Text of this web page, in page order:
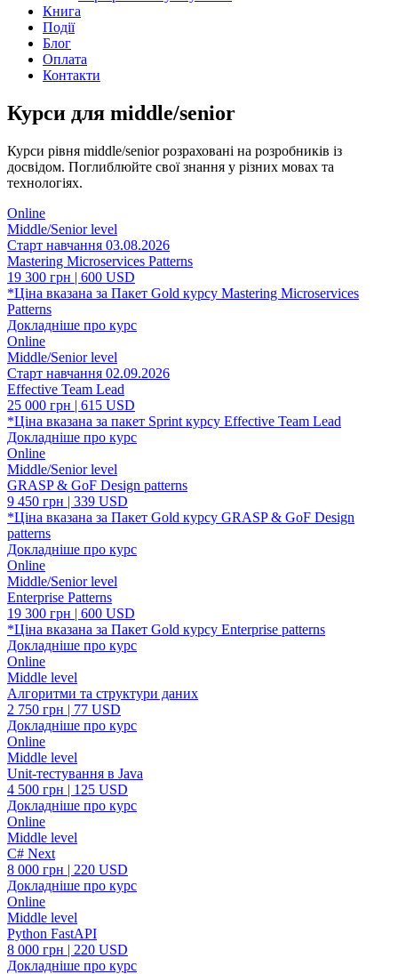
Книга
Події
Блог
Оплата
Контакти
Курси для middle/senior
Курси рівня middle/senior розраховані на розробників із
досвідом. Поглиблюйте свої знання у різних мовах та
технологіях.
Online
Middle/Senior level
Старт навчання 03.08.2026
Mastering Microservices Patterns
19 300 грн | 600 USD
*Ціна вказана за Пакет Gold курсу Mastering Microservices
Patterns
Докладніше про курc
Online
Middle/Senior level
Старт навчання 02.09.2026
Effective Team Lead
25 000 грн | 615 USD
*Ціна вказана за пакет Sprint курсу Effective Team Lead
Докладніше про курc
Online
Middle/Senior level
GRASP & GoF Design patterns
9 450 грн | 339 USD
*Ціна вказана за Пакет Gold курсу GRASP & GoF Design
patterns
Докладніше про курc
Online
Middle/Senior level
Enterprise Patterns
19 300 грн | 600 USD
*Ціна вказана за Пакет Gold курсу Enterprise patterns
Докладніше про курc
Online
Middle level
Алгоритми та структури даних
2 750 грн | 77 USD
Докладніше про курc
Online
Middle level
Unit-тестування в Java
4 500 грн | 125 USD
Докладніше про курc
Online
Middle level
C# Next
8 000 грн | 220 USD
Докладніше про курc
Online
Middle level
Python FastAPI
8 000 грн | 220 USD
Докладніше про курc